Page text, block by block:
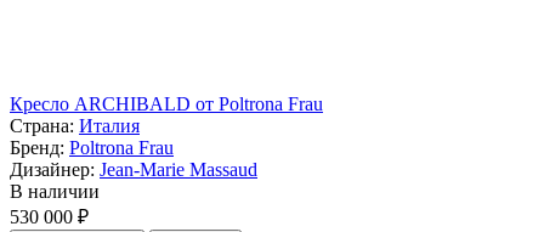
Кресло ARCHIBALD от Poltrona Frau
Страна: Италия
Бренд: Poltrona Frau
Дизайнер: Jean-Marie Massaud
В наличии
530 000 ₽